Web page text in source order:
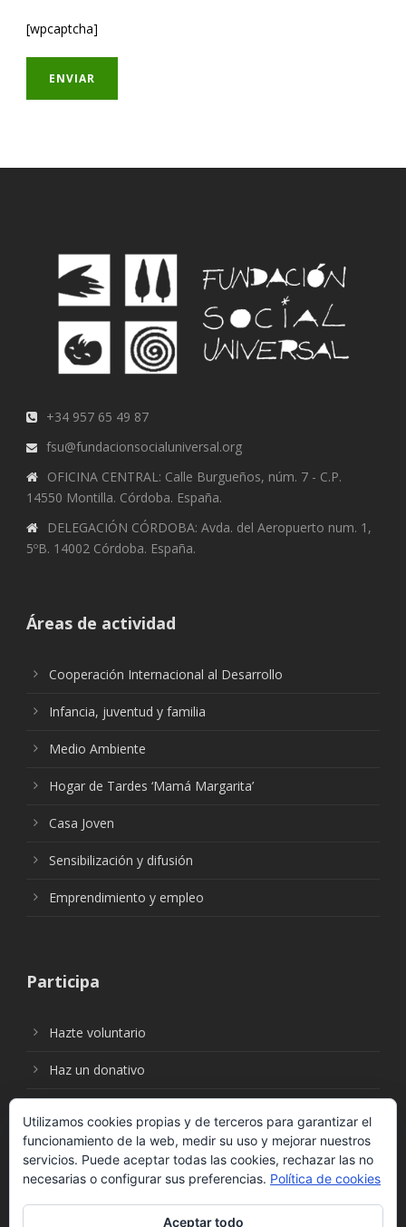
[wpcaptcha]
+34 957 65 49 87
fsu@fundacionsocialuniversal.org
OFICINA CENTRAL: Calle Burgueños, núm. 7 - C.P.
14550 Montilla. Córdoba. España.
DELEGACIÓN CÓRDOBA: Avda. del Aeropuerto num. 1,
5ºB. 14002 Córdoba. España.
Áreas de actividad
Cooperación Internacional al Desarrollo
Infancia, juventud y familia
Medio Ambiente
Hogar de Tardes ‘Mamá Margarita’
Casa Joven
Sensibilización y difusión
Emprendimiento y empleo
Participa
Hazte voluntario
Haz un donativo
Síguenos en:
Utilizamos cookies propias y de terceros para garantizar el
funcionamiento de la web, medir su uso y mejorar nuestros
servicios. Puede aceptar todas las cookies, rechazar las no
necesarias o configurar sus preferencias. Política de cookies
Aceptar todo